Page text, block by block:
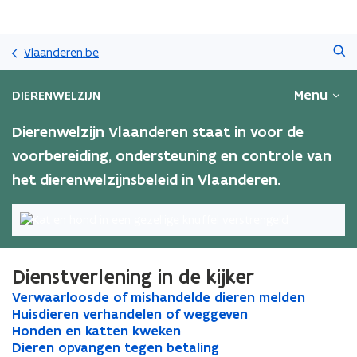
gaan
Vlaanderen.be
DIERENWELZIJN Menu
Dierenwelzijn Vlaanderen staat in voor de
voorbereiding, ondersteuning en controle van
het dierenwelzijnsbeleid in Vlaanderen.
Dienstverlening in de kijker
V
e
r
w
Verwaarloosde of mishandelde dieren melden
V
e
r
w
H
u
i
Huisdieren verhandelen of weggeven
H
u
i
H
o
Honden en katten kweken
H
o
D
Dieren opvangen tegen betaling
D